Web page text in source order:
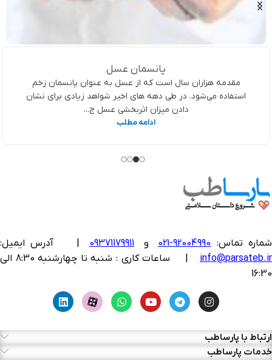
پانسمان عسل
مقدمه هزاران سال است که از عسل به عنوان پانسمان زخم
استفاده می‌شود. در طی دهه ‌های اخیر شواهد زیادی برای نشان
دادن میزان اثربخشی عسل ج...
ادامه مطلب
شماره تماس: 92004990-021 و 09371179911
آدرس ایمیل:
info@parsateb.ir
| ساعات کاری : شنبه تا چهارشنبه 8:30 الی
16:30
ارتباط با پارساطب
خدمات پارساطب